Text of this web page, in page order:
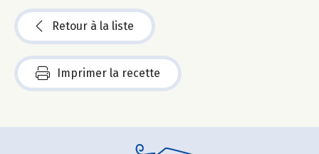
Retour à la liste
Imprimer la recette